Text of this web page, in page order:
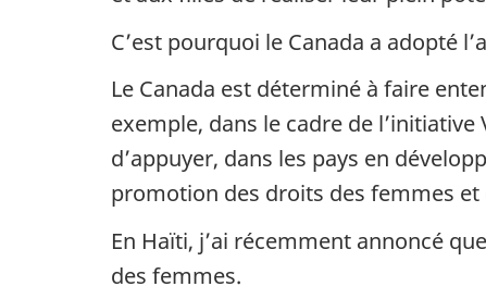
C’est pourquoi le Canada a adopté
Le Canada est déterminé à faire
exemple, dans le cadre de
d’appuyer, dans les pays en
promotion des droits des femmes
En Haïti, j’ai récemment annoncé
des femmes.